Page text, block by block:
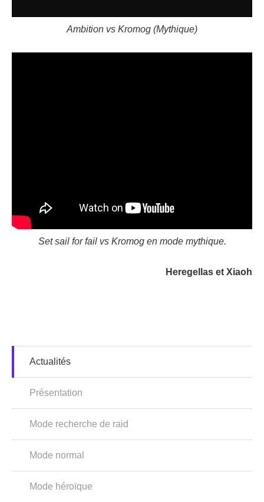
Ambition vs Kromog (Mythique)
Set sail for fail vs Kromog en mode mythique.
Heregellas et Xiaoh
Actualités
Présentation
Mode recherche de raid
Mode normal
Mode héroïque